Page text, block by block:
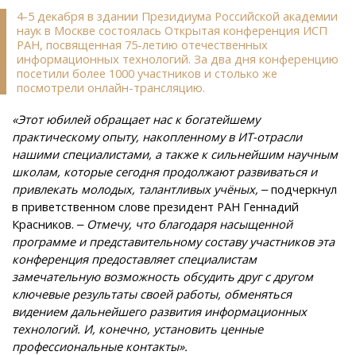
4-5 декабря в здании Президиума Российской академии
наук в Москве состоялась Открытая конференция ИСП
РАН, посвященная 75-летию отечественных
информационных технологий. За два дня конференцию
посетили более 1000 участников и столько же
посмотрели онлайн-трансляцию.
«Этот юбилей обращает нас к богатейшему
практическому опыту, накопленному в ИТ-отрасли
нашими специалистами, а также к сильнейшим научным
школам, которые сегодня продолжают развиваться и
привлекать молодых, талантливых учёных, ‒ подчеркнул
в приветственном слове президент РАН Геннадий
Красников. ‒ Отмечу, что благодаря насыщенной
программе и представительному составу участников эта
конференция предоставляет специалистам
замечательную возможность обсудить друг с другом
ключевые результаты своей работы, обменяться
видением дальнейшего развития информационных
технологий. И, конечно, установить ценные
профессиональные контакты».